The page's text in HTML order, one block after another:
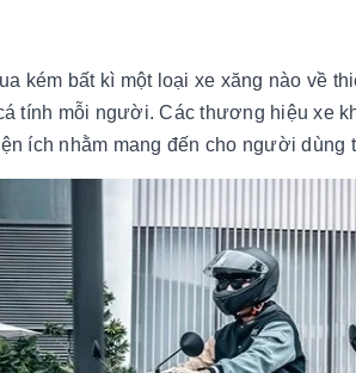
kém bất kì một loại xe xăng nào về
tính mỗi người. Các thương hiệu xe
ích nhằm mang đến cho người dùng